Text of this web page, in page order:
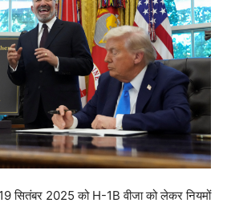
19 सितंबर 2025 को H-1B वीजा को लेकर नियमों